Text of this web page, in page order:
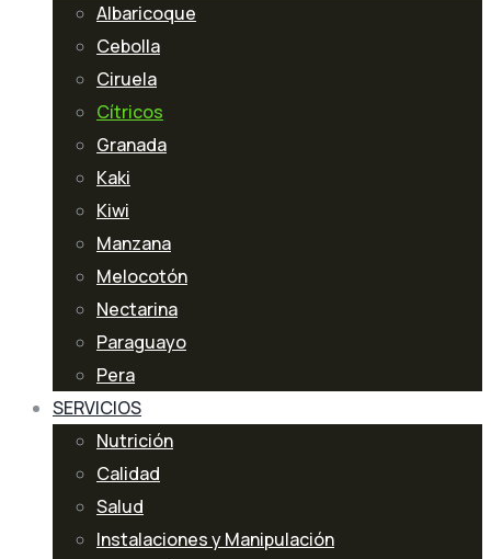
Albaricoque
Cebolla
Ciruela
Cítricos
Granada
Kaki
Kiwi
Manzana
Melocotón
Nectarina
Paraguayo
Pera
SERVICIOS
Nutrición
Calidad
Salud
Instalaciones y Manipulación